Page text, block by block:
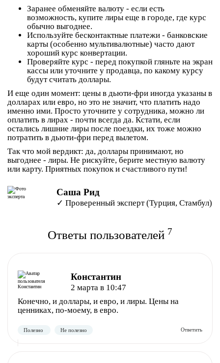
Заранее обменяйте валюту - если есть
возможность, купите лиры еще в городе, где курс
обычно выгоднее.
Используйте бесконтактные платежи - банковские
карты (особенно мультивалютные) часто дают
хороший курс конвертации.
Проверяйте курс - перед покупкой гляньте на экран
кассы или уточните у продавца, по какому курсу
будут считать доллары.
И еще один момент: цены в дьюти-фри иногда указаны в
долларах или евро, но это не значит, что платить надо
именно ими. Просто уточните у сотрудника, можно ли
оплатить в лирах - почти всегда да. Кстати, если
остались лишние лиры после поездки, их тоже можно
потратить в дьюти-фри перед вылетом.
Так что мой вердикт: да, доллары принимают, но
выгоднее - лиры. Не рискуйте, берите местную валюту
или карту. Приятных покупок и счастливого пути!
Саша Рид
✓ Проверенный эксперт (Турция, Стамбул)
Ответы пользователей 7
Константин
2 марта в 10:47
Конечно, и доллары, и евро, и лиры. Цены на
ценниках, по-моему, в евро.